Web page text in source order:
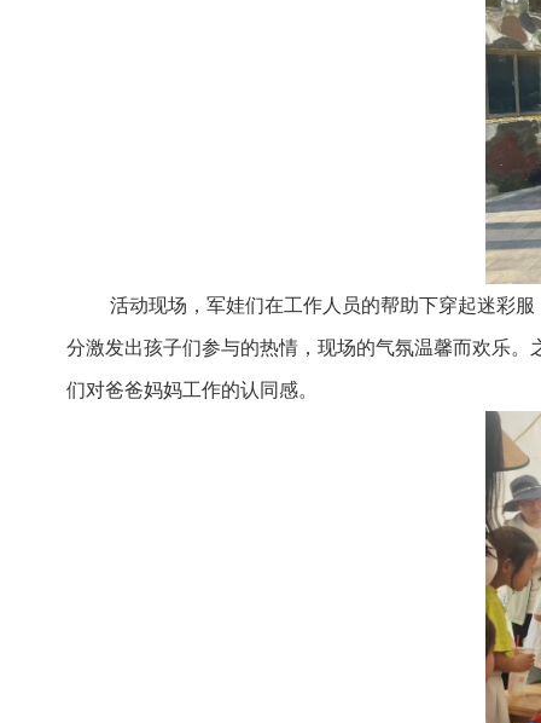
活动现场，军娃们在工作人员的帮助下穿起迷彩服
分激发出孩子们参与的热情，现场的气氛温馨而欢乐
们对爸爸妈妈工作的认同感。